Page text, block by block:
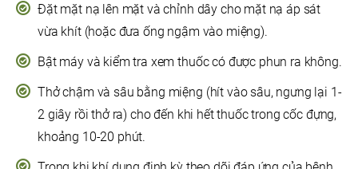
Đặt mặt nạ lên mặt và chỉnh dây cho mặt nạ áp sát
vừa khít (hoặc đưa ống ngậm vào miệng).
Bật máy và kiểm tra xem thuốc có được phun ra không.
Thở chậm và sâu bằng miệng (hít vào sâu, ngưng lại 1-
2 giây rồi thở ra) cho đến khi hết thuốc trong cốc đựng,
khoảng 10-20 phút.